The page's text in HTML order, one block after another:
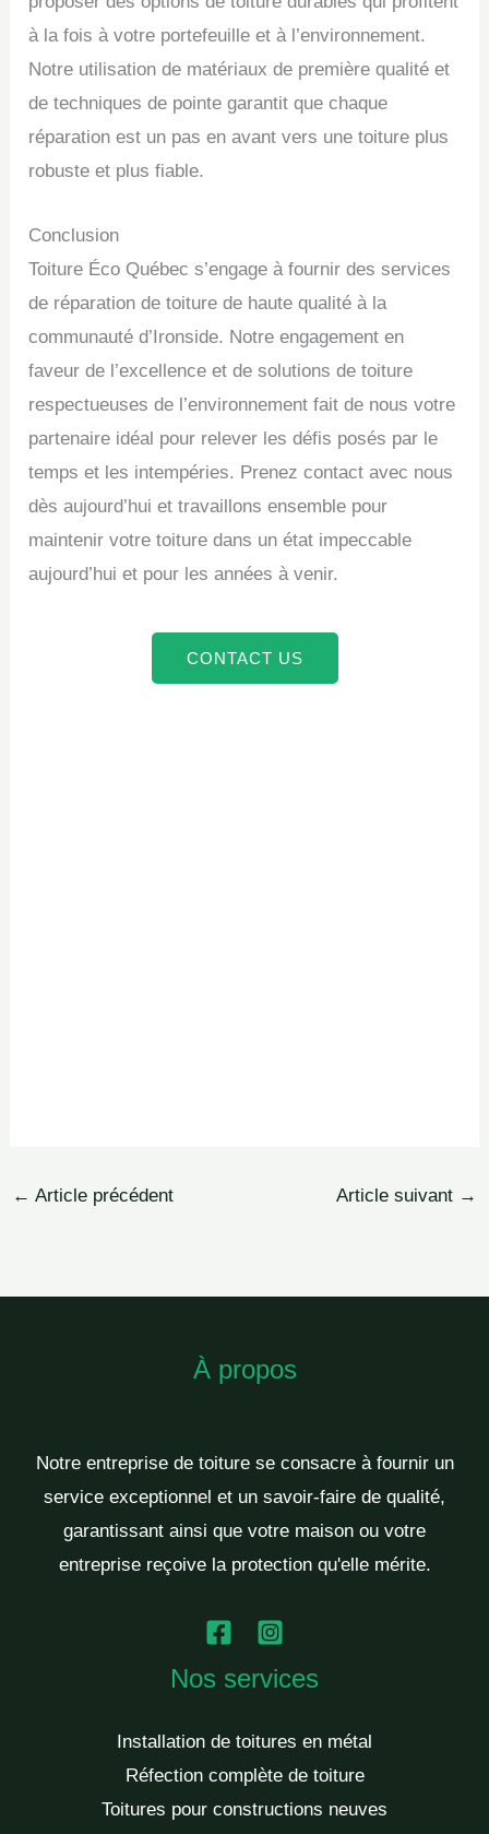
à la fois à votre portefeuille et à l’environnement.
Notre utilisation de matériaux de première qualité et
de techniques de pointe garantit que chaque
réparation est un pas en avant vers une toiture plus
robuste et plus fiable.
Conclusion
Toiture Éco Québec s’engage à fournir des services
de réparation de toiture de haute qualité à la
communauté d’Ironside. Notre engagement en
faveur de l’excellence et de solutions de toiture
respectueuses de l’environnement fait de nous votre
partenaire idéal pour relever les défis posés par le
temps et les intempéries. Prenez contact avec nous
dès aujourd’hui et travaillons ensemble pour
maintenir votre toiture dans un état impeccable
aujourd’hui et pour les années à venir.
CONTACT US
← Article précédent Article suivant →
À propos
Notre entreprise de toiture se consacre à fournir un
service exceptionnel et un savoir-faire de qualité,
garantissant ainsi que votre maison ou votre
entreprise reçoive la protection qu'elle mérite.
Nos services
Installation de toitures en métal
Réfection complète de toiture
Toitures pour constructions neuves